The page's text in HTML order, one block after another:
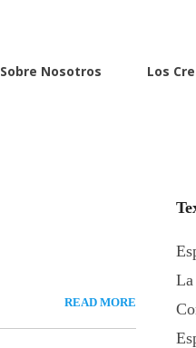
Sobre Nosotros Los
READ MORE